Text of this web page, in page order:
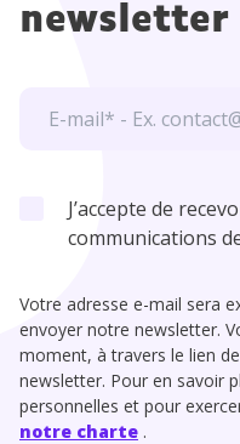
newsletter
J’accepte de
communications
Votre adresse e-mail sera
envoyer notre newsletter.
moment, à travers le lien
newsletter. Pour en savoir
personnelles et pour
notre charte .